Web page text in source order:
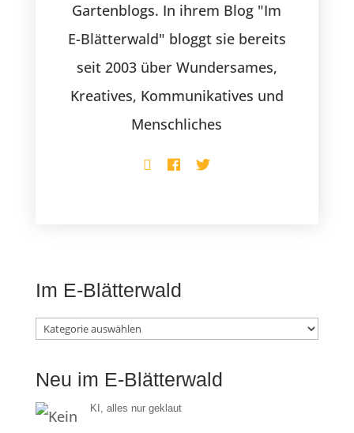
Gartenblogs. In ihrem Blog "Im
E-Blätterwald" bloggt sie bereits
seit 2003 über Wundersames,
Kreatives, Kommunikatives und
Menschliches
Im E-Blätterwald
Im
Blätterwald
Neu im E-Blätterwald
KI, alles nur geklaut